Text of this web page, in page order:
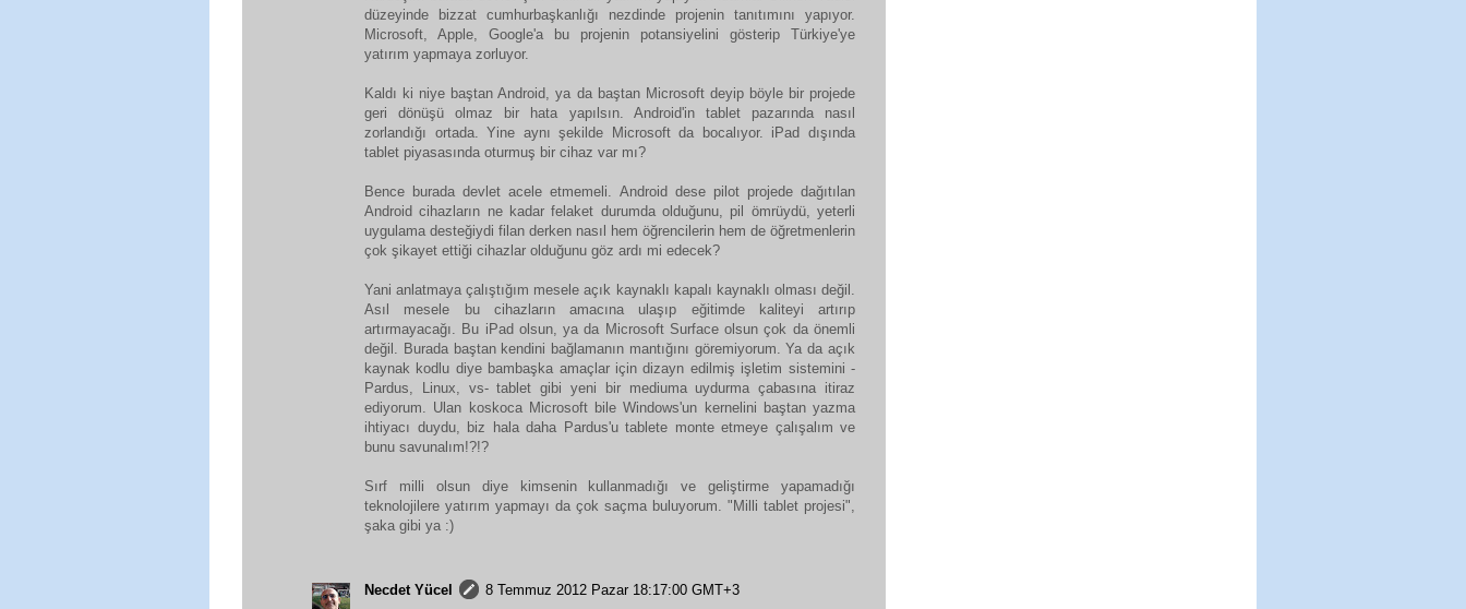
düzeyinde bizzat cumhurbaşkanlığı nezdinde projenin tanıtımını yapıyor.
Microsoft, Apple, Google'a bu projenin potansiyelini gösterip Türkiye'ye
yatırım yapmaya zorluyor.
Kaldı ki niye baştan Android, ya da baştan Microsoft deyip böyle bir projede
geri dönüşü olmaz bir hata yapılsın. Android'in tablet pazarında nasıl
zorlandığı ortada. Yine aynı şekilde Microsoft da bocalıyor. iPad dışında
tablet piyasasında oturmuş bir cihaz var mı?
Bence burada devlet acele etmemeli. Android dese pilot projede dağıtılan
Android cihazların ne kadar felaket durumda olduğunu, pil ömrüydü, yeterli
uygulama desteğiydi filan derken nasıl hem öğrencilerin hem de öğretmenlerin
çok şikayet ettiği cihazlar olduğunu göz ardı mi edecek?
Yani anlatmaya çalıştığım mesele açık kaynaklı kapalı kaynaklı olması değil.
Asıl mesele bu cihazların amacına ulaşıp eğitimde kaliteyi artırıp
artırmayacağı. Bu iPad olsun, ya da Microsoft Surface olsun çok da önemli
değil. Burada baştan kendini bağlamanın mantığını göremiyorum. Ya da açık
kaynak kodlu diye bambaşka amaçlar için dizayn edilmiş işletim sistemini -
Pardus, Linux, vs- tablet gibi yeni bir mediuma uydurma çabasına itiraz
ediyorum. Ulan koskoca Microsoft bile Windows'un kernelini baştan yazma
ihtiyacı duydu, biz hala daha Pardus'u tablete monte etmeye çalışalım ve
bunu savunalım!?!?
Sırf milli olsun diye kimsenin kullanmadığı ve geliştirme yapamadığı
teknolojilere yatırım yapmayı da çok saçma buluyorum. "Milli tablet projesi",
şaka gibi ya :)
Necdet Yücel
8 Temmuz 2012 Pazar 18:17:00 GMT+3